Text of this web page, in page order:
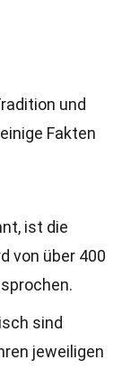
und
Fakten
ist die
von über 400
sind
jeweiligen